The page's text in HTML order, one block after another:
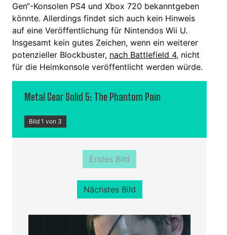
Gen“-Konsolen PS4 und Xbox 720 bekanntgeben
könnte. Allerdings findet sich auch kein Hinweis
auf eine Veröffentlichung für Nintendos Wii U.
Insgesamt kein gutes Zeichen, wenn ein weiterer
potenzieller Blockbuster, nach Battlefield 4, nicht
für die Heimkonsole veröffentlicht werden würde.
Metal Gear Solid 5: The Phantom Pain
Bild 1 von 3
Erstes Bild
Nächstes Bild